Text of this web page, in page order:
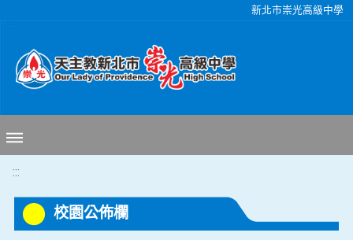
新北市崇光高級中學
:::
校園公佈欄